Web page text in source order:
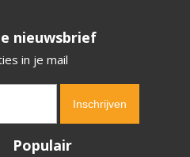
nieuwsbrief
in je mail
Populair